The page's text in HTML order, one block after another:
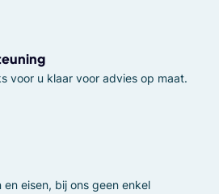
voor u klaar voor advies op maat.
eisen, bij ons geen enkel